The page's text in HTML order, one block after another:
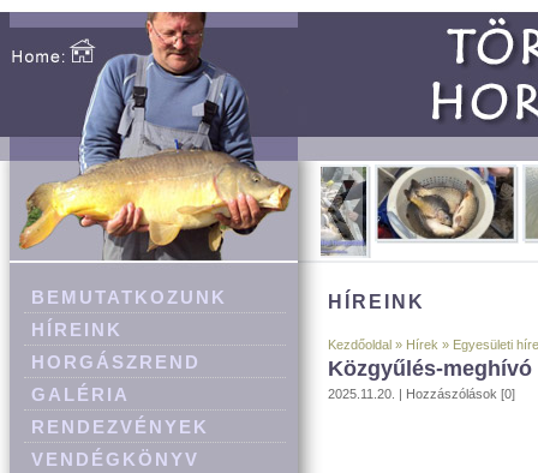
BEMUTATKOZUNK
HÍREINK
HORGÁSZREND
GALÉRIA
RENDEZVÉNYEK
VENDÉGKÖNYV
HÍREINK
Kezdőoldal » Hírek » Egyesületi
Közgyűlés-meghívó
2025.11.20. | Hozzászólások [0]